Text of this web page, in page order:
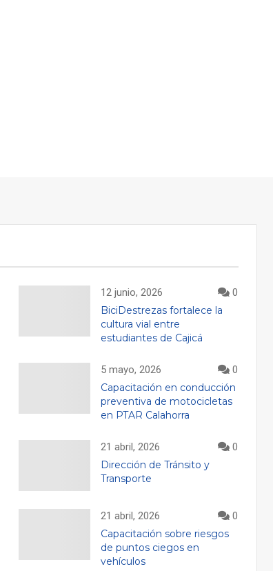
12 junio, 2026
0
BiciDestrezas fortalece la
cultura vial entre
estudiantes de Cajicá
5 mayo, 2026
0
Capacitación en conducción
preventiva de motocicletas
en PTAR Calahorra
21 abril, 2026
0
Dirección de Tránsito y
Transporte
21 abril, 2026
0
Capacitación sobre riesgos
de puntos ciegos en
vehículos